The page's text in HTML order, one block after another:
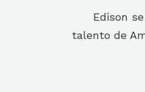
Edison
talento de